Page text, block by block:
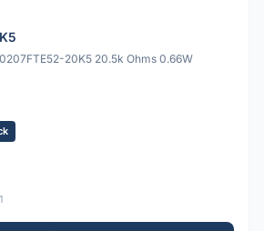
20K5 20.5k Ohms 0.66W